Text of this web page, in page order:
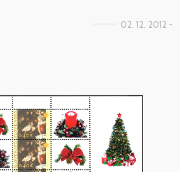
02. 12. 2012 -